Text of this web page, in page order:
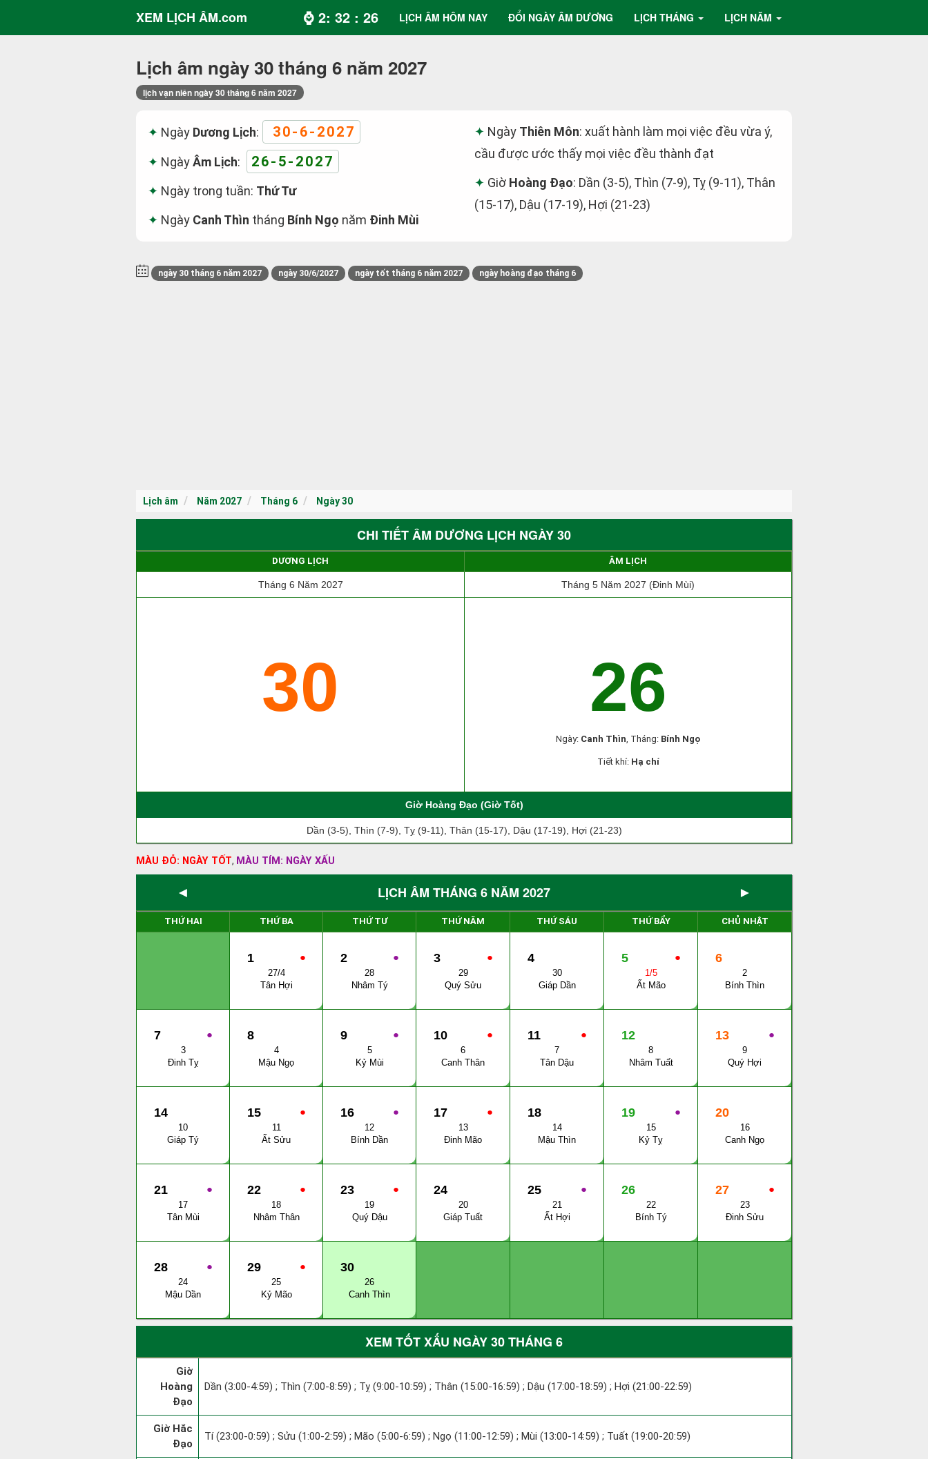
XEM LỊCH ÂM.com ⌚ 2: 32 : 27 LỊCH ÂM HÔM NAY ĐỔI NGÀY ÂM DƯƠNG LỊCH THÁNG LỊCH NĂM
Lịch âm ngày 30 tháng 6 năm 2027
lịch vạn niên ngày 30 tháng 6 năm 2027
Ngày Dương Lịch: 30-6-2027
NgàyÂm Lịch: 26-5-2027
Ngày trong tuần: Thứ Tư
Ngày Canh Thìn tháng Bính Ngọ năm Đinh Mùi
Ngày Thiên Môn: xuất hành làm mọi việc đều vừa ý,
cầu được ước thấy mọi việc đều thành đạt
Giờ Hoàng Đạo: Dần (3-5), Thìn (7-9), Tỵ (9-11), Thân
(15-17), Dậu (17-19), Hợi (21-23)
ngày 30 tháng 6 năm 2027 ngày 30/6/2027 ngày tốt tháng 6 năm 2027 ngày hoàng đạo tháng 6
Lịch âm Năm 2027 Tháng 6 Ngày 30
CHI TIẾT ÂM DƯƠNG LỊCH NGÀY 30
DƯƠNG LỊCH ÂM LỊCH
Tháng 6 Năm 2027 Tháng 5 Năm 2027 (Đinh Mùi)
30 26
Ngày: Canh Thìn, Tháng: Bính Ngọ
Tiết khí: Hạ chí
Giờ Hoàng Đạo (Giờ Tốt)
Dần (3-5), Thìn (7-9), Tỵ (9-11), Thân (15-17), Dậu (17-19), Hợi (21-23)
MÀU ĐỎ: NGÀY TỐT, MÀU TÍM: NGÀY XẤU
◄ LỊCH ÂM THÁNG 6 NĂM 2027 ►
THỨ HAI THỨ BA THỨ TƯ THỨ NĂM THỨ SÁU THỨ BẨY CHỦ NHẬT
●
1
27/4
Tân Hợi
●
2
28
Nhâm Tý
●
3
29
Quý Sửu
4
30
Giáp Dần
●
5
1/5
Ất Mão
6
2
Bính Thìn
●
7
3
Đinh Tỵ
8
4
Mậu Ngọ
●
9
5
Kỷ Mùi
●
10
6
Canh Thân
●
11
7
Tân Dậu
12
8
Nhâm Tuất
●
13
9
Quý Hợi
14
10
Giáp Tý
●
15
11
Ất Sửu
●
16
12
Bính Dần
●
17
13
Đinh Mão
18
14
Mậu Thìn
●
19
15
Kỷ Tỵ
20
16
Canh Ngọ
●
21
17
Tân Mùi
●
22
18
Nhâm Thân
●
23
19
Quý Dậu
24
20
Giáp Tuất
●
25
21
Ất Hợi
26
22
Bính Tý
●
27
23
Đinh Sửu
●
28
24
Mậu Dần
●
29
25
Kỷ Mão
30
26
Canh Thìn
XEM TỐT XẤU NGÀY 30 THÁNG 6
Giờ
Hoàng
Đạo
Dần (3:00-4:59) ; Thìn (7:00-8:59) ; Tỵ (9:00-10:59) ; Thân (15:00-16:59) ; Dậu (17:00-18:59) ; Hợi (21:00-22:59)
Giờ Hắc
Đạo
Tí (23:00-0:59) ; Sửu (1:00-2:59) ; Mão (5:00-6:59) ; Ngọ (11:00-12:59) ; Mùi (13:00-14:59) ; Tuất (19:00-20:59)